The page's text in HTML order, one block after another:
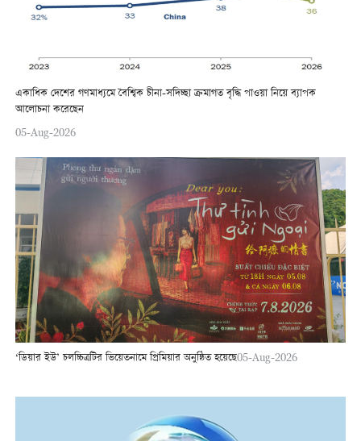
একাধিক দেশের গণমাধ্যমে বৈশ্বিক চীনা-সদিচ্ছা ক্রমাগত বৃদ্ধি পাওয়া নিয়ে ব্যাপক
আলোচনা করেছেন
05-Aug-2026
‘ডিয়ার ইউ’ চলচ্চিত্রটির ভিয়েতনামে প্রিমিয়ার অনুষ্ঠিত হয়েছে05-Aug-2026